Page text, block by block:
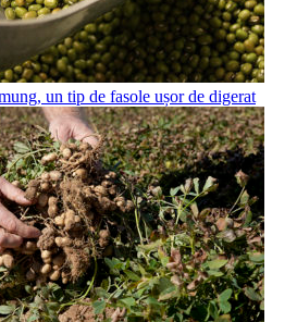
un tip de fasole ușor de digerat